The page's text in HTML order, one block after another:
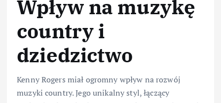
Wpływ na muzykę
country i
dziedzictwo
Kenny Rogers miał ogromny wpływ na rozwój
muzyki country. Jego unikalny styl, łączący